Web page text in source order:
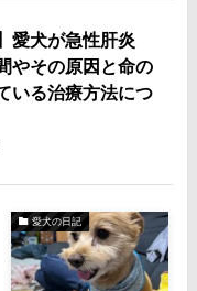
愛犬が急性肝炎
やその原因と命の
いる治療方法につ
愛犬の日記